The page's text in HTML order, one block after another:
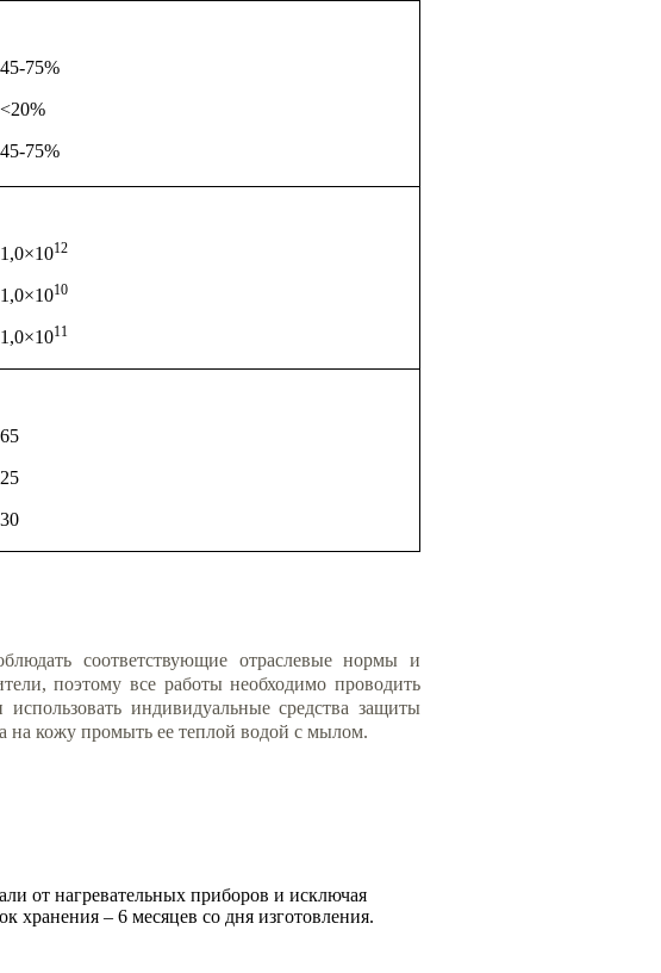
45-75%
<20%
45-75%
1,0×1012
1,0×1010
1,0×1011
65
25
30
соответствующие отраслевые нормы и
поэтому все работы необходимо проводить
индивидуальные средства защиты
на кожу промыть ее теплой водой с мылом.
от нагревательных приборов и исключая
хранения – 6 месяцев со дня изготовления.